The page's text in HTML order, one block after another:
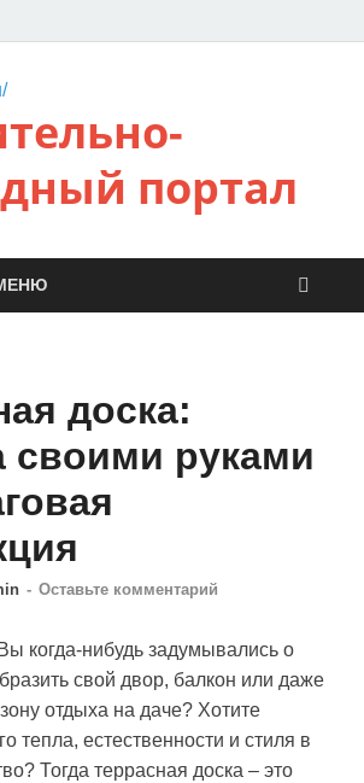
портал
доска:
своими руками
- Оставьте комментарий
когда-нибудь задумывались о
свой двор, балкон или даже
отдыха на даче? Хотите
тепла, естественности и стиля в
Тогда террасная доска – это